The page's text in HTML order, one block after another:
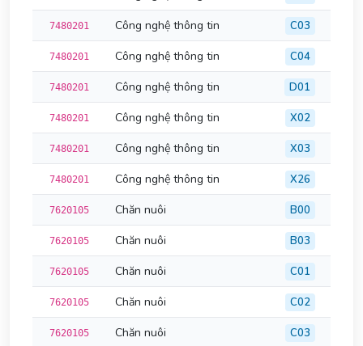
7480201 Công nghệ thông tin C03
7480201 Công nghệ thông tin C04
7480201 Công nghệ thông tin D01
7480201 Công nghệ thông tin X02
7480201 Công nghệ thông tin X03
7480201 Công nghệ thông tin X26
7620105 Chăn nuôi B00
7620105 Chăn nuôi B03
7620105 Chăn nuôi C01
7620105 Chăn nuôi C02
7620105 Chăn nuôi C03